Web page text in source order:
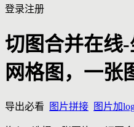
登录注册
切图合并在线
网格图，一张
导出必看 图片拼接 图片加